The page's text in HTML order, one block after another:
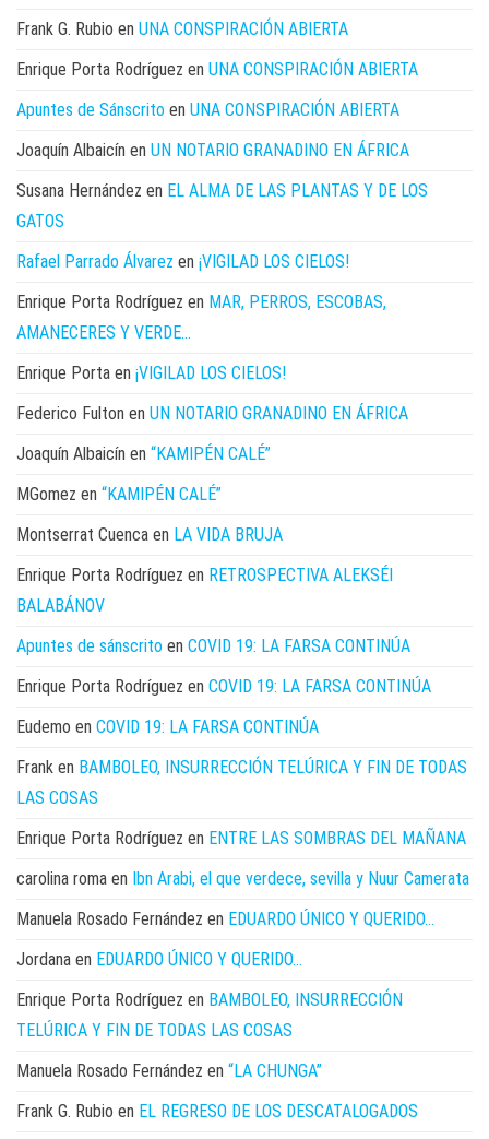
Frank G. Rubio en UNA CONSPIRACIÓN ABIERTA
Enrique Porta Rodríguez en UNA CONSPIRACIÓN ABIERTA
Apuntes de Sánscrito en UNA CONSPIRACIÓN ABIERTA
Joaquín Albaicín en UN NOTARIO GRANADINO EN ÁFRICA
Susana Hernández en EL ALMA DE LAS PLANTAS Y DE LOS
GATOS
Rafael Parrado Álvarez en ¡VIGILAD LOS CIELOS!
Enrique Porta Rodríguez en MAR, PERROS, ESCOBAS,
AMANECERES Y VERDE…
Enrique Porta en ¡VIGILAD LOS CIELOS!
Federico Fulton en UN NOTARIO GRANADINO EN ÁFRICA
Joaquín Albaicín en “KAMIPÉN CALÉ”
MGomez en “KAMIPÉN CALÉ”
Montserrat Cuenca en LA VIDA BRUJA
Enrique Porta Rodríguez en RETROSPECTIVA ALEKSÉI
BALABÁNOV
Apuntes de sánscrito en COVID 19: LA FARSA CONTINÚA
Enrique Porta Rodríguez en COVID 19: LA FARSA CONTINÚA
Eudemo en COVID 19: LA FARSA CONTINÚA
Frank en BAMBOLEO, INSURRECCIÓN TELÚRICA Y FIN DE TODAS
LAS COSAS
Enrique Porta Rodríguez en ENTRE LAS SOMBRAS DEL MAÑANA
carolina roma en Ibn Arabi, el que verdece, sevilla y Nuur Camerata
Manuela Rosado Fernández en EDUARDO ÚNICO Y QUERIDO…
Jordana en EDUARDO ÚNICO Y QUERIDO…
Enrique Porta Rodríguez en BAMBOLEO, INSURRECCIÓN
TELÚRICA Y FIN DE TODAS LAS COSAS
Manuela Rosado Fernández en “LA CHUNGA”
Frank G. Rubio en EL REGRESO DE LOS DESCATALOGADOS